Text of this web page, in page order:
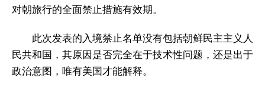
对朝旅行的全面禁止措施有效期。
此次发表的入境禁止名单没有包括朝鲜民主主义人
民共和国，其原因是否完全在于技术性问题，还是出于
政治意图，唯有美国才能解释。